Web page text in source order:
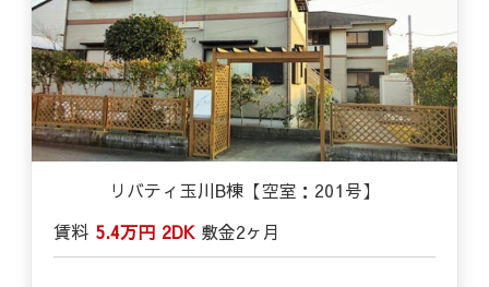
リバティ玉川B棟【空室：201号】
賃料 5.4万円 2DK 敷金2ヶ月